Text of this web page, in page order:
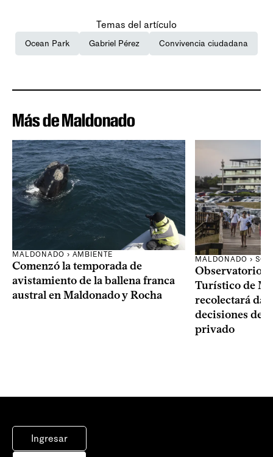
Temas del artículo
Ocean Park Gabriel Pérez Convivencia ciudadana
Más de Maldonado
MALDONADO › AMBIENTE
Comenzó la temporada de
avistamiento de la ballena franca
austral en Maldonado y Rocha
MALDONADO ›
Observatorio
Turístico de
recolectará
decisiones del
privado
Ingresar